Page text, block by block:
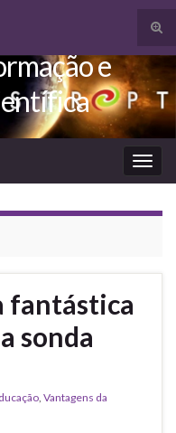
e
fantástica
sonda
, Vantagens da